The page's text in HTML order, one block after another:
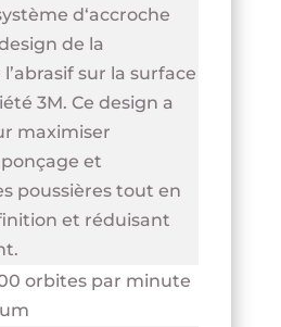
d‘accroche
de la
sur la surface
3M. Ce design a
maximiser
et
poussières tout en
et réduisant
orbites par minute